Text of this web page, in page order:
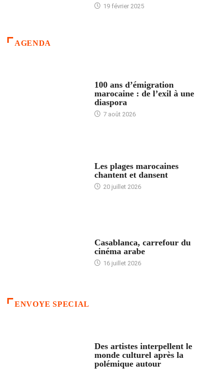
19 février 2025
AGENDA
100 ans d’émigration
marocaine : de l’exil à une
diaspora
7 août 2026
Les plages marocaines
chantent et dansent
20 juillet 2026
Casablanca, carrefour du
cinéma arabe
16 juillet 2026
ENVOYE SPECIAL
Des artistes interpellent le
monde culturel après la
polémique autour